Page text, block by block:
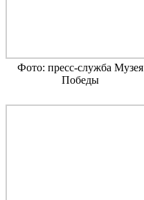
Фото: пресс-служба Музея
Победы